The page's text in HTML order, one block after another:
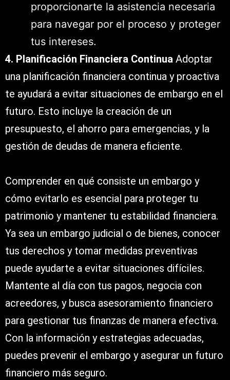
proporcionarte la asistencia necesaria
para navegar por el proceso y proteger
tus intereses.
4. Planificación Financiera Continua Adoptar
una planificación financiera continua y proactiva
te ayudará a evitar situaciones de embargo en el
futuro. Esto incluye la creación de un
presupuesto, el ahorro para emergencias, y la
gestión de deudas de manera eficiente.
Comprender en qué consiste un embargo y
cómo evitarlo es esencial para proteger tu
patrimonio y mantener tu estabilidad financiera.
Ya sea un embargo judicial o de bienes, conocer
tus derechos y tomar medidas preventivas
puede ayudarte a evitar situaciones difíciles.
Mantente al día con tus pagos, negocia con
acreedores, y busca asesoramiento financiero
para gestionar tus finanzas de manera efectiva.
Con la información y estrategias adecuadas,
puedes prevenir el embargo y asegurar un futuro
financiero más seguro.